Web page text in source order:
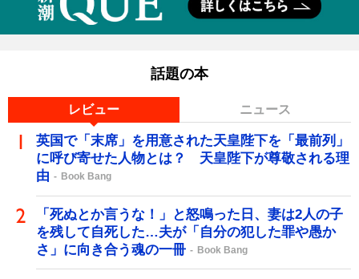
話題の本
レビュー ニュース
英国で「末席」を用意された天皇陛下を「最前列」
に呼び寄せた人物とは？ 天皇陛下が尊敬される理
由
Book Bang
「死ぬとか言うな！」と怒鳴った日、妻は2人の子
を残して自死した…夫が「自分の犯した罪や愚か
さ」に向き合う魂の一冊
Book Bang